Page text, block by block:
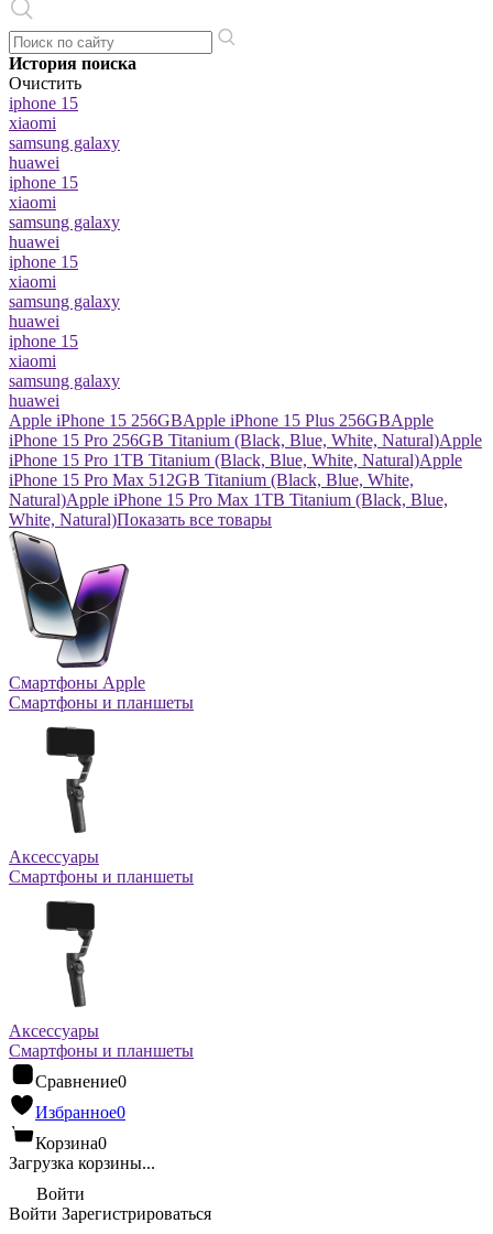
История поиска
Очистить
iphone 15
xiaomi
samsung galaxy
huawei
iphone 15
xiaomi
samsung galaxy
huawei
iphone 15
xiaomi
samsung galaxy
huawei
iphone 15
xiaomi
samsung galaxy
huawei
Apple iPhone 15 256GBApple iPhone 15 Plus 256GBApple
iPhone 15 Pro 256GB Titanium (Black, Blue, White, Natural)Apple
iPhone 15 Pro 1TB Titanium (Black, Blue, White, Natural)Apple
iPhone 15 Pro Max 512GB Titanium (Black, Blue, White,
Natural)Apple iPhone 15 Pro Max 1TB Titanium (Black, Blue,
White, Natural)Показать все товары
Смартфоны Apple
Смартфоны и планшеты
Аксессуары
Смартфоны и планшеты
Аксессуары
Смартфоны и планшеты
Сравнение0
Избранное0
Корзина0
Загрузка корзины...
Войти
Войти Зарегистрироваться